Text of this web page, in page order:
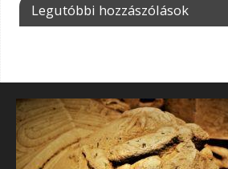
Legutóbbi hozzászólások